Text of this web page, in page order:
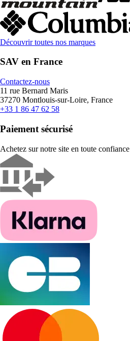
Découvrir toutes nos marques
SAV en France
Contactez-nous
11 rue Bernard Maris
37270 Montlouis-sur-Loire, France
+33 1 86 47 62 58
Paiement sécurisé
Achetez sur notre site en toute confiance